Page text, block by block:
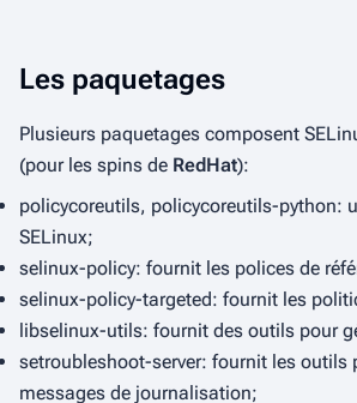
Les paquetages
Plusieurs paquetages composent
(pour les spins de RedHat):
policycoreutils, policycoreutils-python:
SELinux;
selinux-policy: fournit les polices de
selinux-policy-targeted: fournit les
libselinux-utils: fournit des outils pour
setroubleshoot-server: fournit les outils
messages de journalisation;